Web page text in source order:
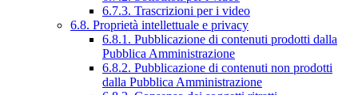
6.7.3. Trascrizioni per i video
6.8. Proprietà intellettuale e privacy
6.8.1. Pubblicazione di contenuti prodotti dalla
Pubblica Amministrazione
6.8.2. Pubblicazione di contenuti non prodotti
dalla Pubblica Amministrazione